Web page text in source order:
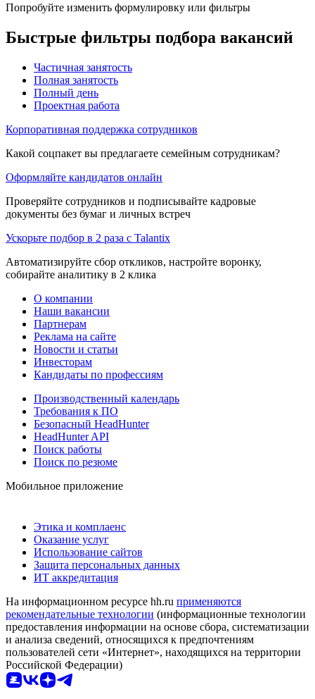
Попробуйте изменить формулировку или фильтры
Быстрые фильтры подбора вакансий
Частичная занятость
Полная занятость
Полный день
Проектная работа
Корпоративная поддержка сотрудников
Какой соцпакет вы предлагаете семейным сотрудникам?
Оформляйте кандидатов онлайн
Проверяйте сотрудников и подписывайте кадровые
документы без бумаг и личных встреч
Ускорьте подбор в 2 раза с Talantix
Автоматизируйте сбор откликов, настройте воронку,
собирайте аналитику в 2 клика
О компании
Наши вакансии
Партнерам
Реклама на сайте
Новости и статьи
Инвесторам
Кандидаты по профессиям
Производственный календарь
Требования к ПО
Безопасный HeadHunter
HeadHunter API
Поиск работы
Поиск по резюме
Мобильное приложение
Этика и комплаенс
Оказание услуг
Использование сайтов
Защита персональных данных
ИТ аккредитация
На информационном ресурсе hh.ru применяются
рекомендательные технологии (информационные технологии
предоставления информации на основе сбора, систематизации
и анализа сведений, относящихся к предпочтениям
пользователей сети «Интернет», находящихся на территории
Российской Федерации)